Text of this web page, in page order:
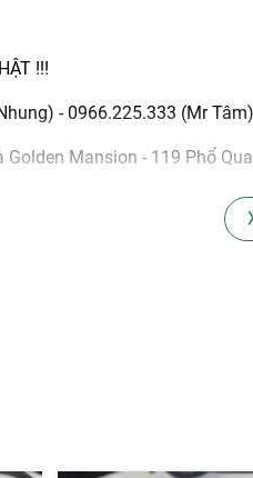
!!!
- 0966.225.333 (Mr Tâm)
Mansion - 119 Phổ
GIỚI MỸ PHẨM CHÍNH
Napas, VISA/Master Card/
#2H nội thành HCM, Ship